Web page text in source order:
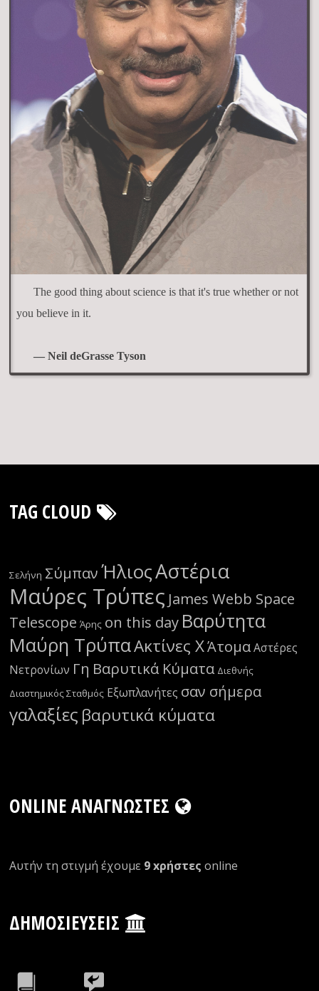
The good thing about science is that it's true whether or not
you believe in it.
— Neil deGrasse Tyson
TAG CLOUD
Σελήνη Σύμπαν ΉλιοςΑστέρια
Μαύρες Τρύπες James Webb Space
Telescope Άρης on this day Βαρύτητα
Μαύρη ΤρύπαΑκτίνες ΧΆτομα Αστέρες
Νετρονίων Γη Βαρυτικά Κύματα Διεθνής
Διαστημικός Σταθμός Εξωπλανήτες σαν σήμερα
γαλαξίες βαρυτικά κύματα
ONLINE ΑΝΑΓΝΏΣΤΕΣ
Αυτήν τη στιγμή έχουμε 9 xρήστες οnline
ΔΗΜΟΣΙΕΎΣΕΙΣ